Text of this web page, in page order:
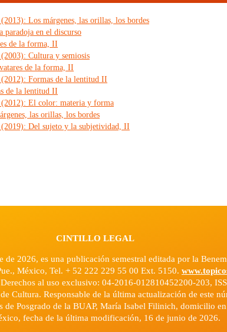
Los márgenes, las orillas, los bordes
en el discurso
de la forma, II
Cultura y semiosis
de la forma, II
Formas de la lentitud II
de la lentitud II
El color: materia y forma
las orillas, los bordes
Del sujeto y la subjetividad, II
CINTILLO LEGAL
2026, es una publicación semestral editada por la
México, Tel. + 52 222 229 55 00 Ext. 5150.
Derechos al uso exclusivo: 04-2016-012810452200-203,
Cultura. Responsable de la última actualización de este
Posgrado de la BUAP, María Isabel Filinich, domicilio
fecha de la última modificación, 16 de junio de 2026.